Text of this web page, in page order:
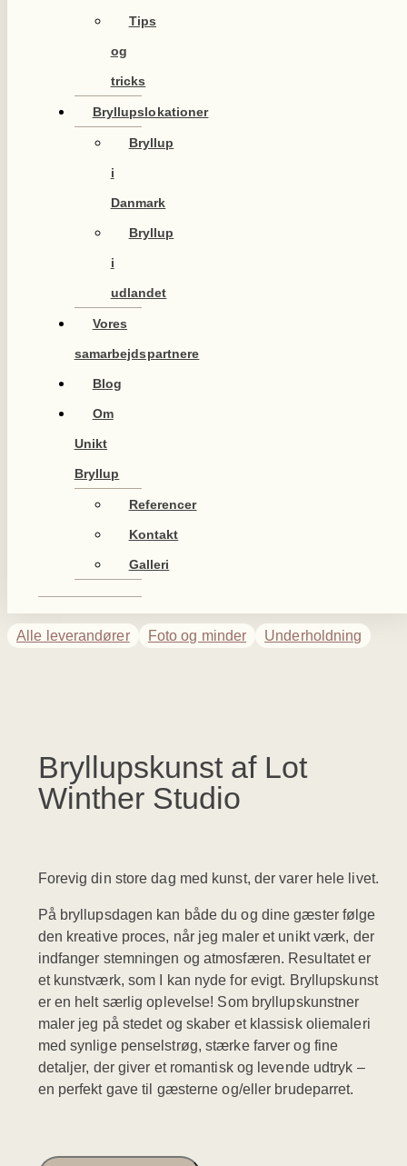
Tips
og
tricks
Bryllupslokationer
Bryllup
i
Danmark
Bryllup
i
udlandet
Vores
samarbejdspartnere
Blog
Om
Unikt
Bryllup
Referencer
Kontakt
Galleri
Alle leverandører Foto og minder Underholdning
Bryllupskunst af Lot
Winther Studio
Forevig din store dag med kunst, der varer hele livet.
På bryllupsdagen kan både du og dine gæster følge
den kreative proces, når jeg maler et unikt værk, der
indfanger stemningen og atmosfæren. Resultatet er
et kunstværk, som I kan nyde for evigt. Bryllupskunst
er en helt særlig oplevelse! Som bryllupskunstner
maler jeg på stedet og skaber et klassisk oliemaleri
med synlige penselstrøg, stærke farver og fine
detaljer, der giver et romantisk og levende udtryk –
en perfekt gave til gæsterne og/eller brudeparret.